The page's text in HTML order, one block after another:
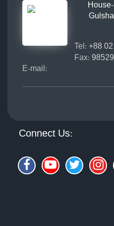
Tel: +88
Fax:
E-mail:
Connect Us: